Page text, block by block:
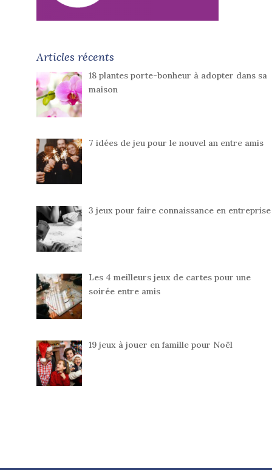
Articles récents
18 plantes porte-bonheur à adopter dans sa
maison
7 idées de jeu pour le nouvel an entre amis
3 jeux pour faire connaissance en entreprise
Les 4 meilleurs jeux de cartes pour une
soirée entre amis
19 jeux à jouer en famille pour Noël